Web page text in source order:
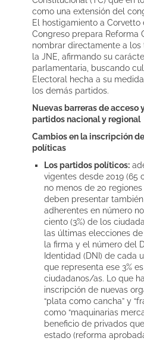
como una extensión del
El hostigamiento a Corvetto
Congreso prepara Reforma
nombrar directamente a
la JNE, afirmando su
parlamentaria, buscando
Electoral hecha a su
los demás partidos.
Nuevas barreras de acceso
partidos nacional y regional
Cambios en la inscripción
políticas
Los partidos políticos:
vigentes desde 2019 (65
no menos de 20
deben presentar
adherentes en número
ciento (3%) de los
las últimas elecciones
la firma y el número del
Identidad (DNI) de cada
que representa ese 3%
ciudadanos/as. Lo que
inscripción de nuevas
“plata como cancha” y
como “maquinarias
beneficio de privados
estado (reforma